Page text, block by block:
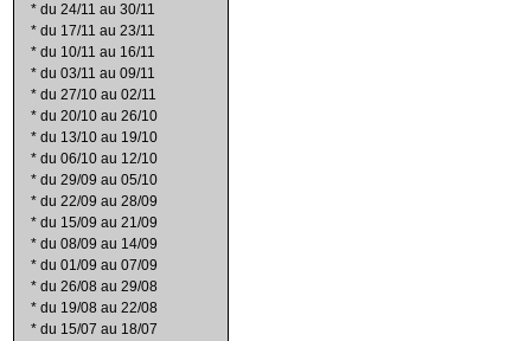
* du 24/11 au 30/11
* du 17/11 au 23/11
* du 10/11 au 16/11
* du 03/11 au 09/11
* du 27/10 au 02/11
* du 20/10 au 26/10
* du 13/10 au 19/10
* du 06/10 au 12/10
* du 29/09 au 05/10
* du 22/09 au 28/09
* du 15/09 au 21/09
* du 08/09 au 14/09
* du 01/09 au 07/09
* du 26/08 au 29/08
* du 19/08 au 22/08
* du 15/07 au 18/07